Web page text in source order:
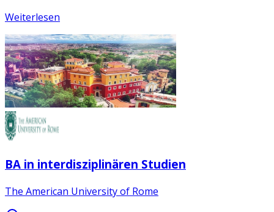
Weiterlesen
BA in interdisziplinären Studien
The American University of Rome